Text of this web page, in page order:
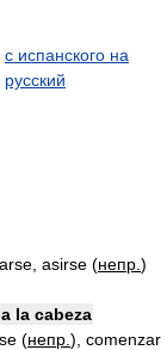
с испанского на
русский
asirse (непр. )
la cabeza
(непр. ) , comenzar